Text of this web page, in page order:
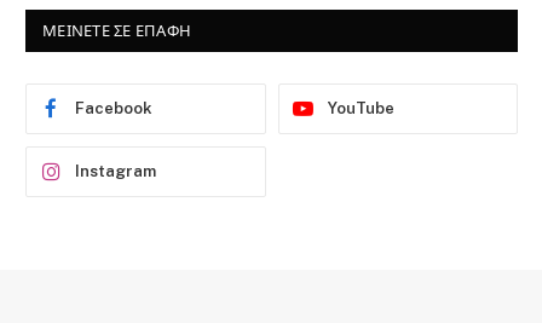
ΜΕΙΝΕΤΕ ΣΕ ΕΠΑΦΗ
Facebook YouTube
Instagram